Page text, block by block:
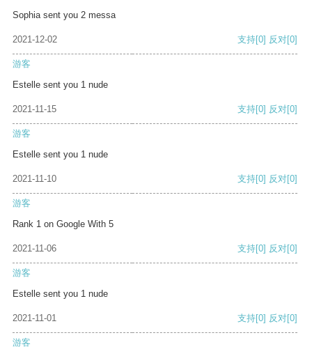
Sophia sent you 2 messa
2021-12-02 支持[0] 反对[0]
游客
Estelle sent you 1 nude
2021-11-15 支持[0] 反对[0]
游客
Estelle sent you 1 nude
2021-11-10 支持[0] 反对[0]
游客
Rank 1 on Google With 5
2021-11-06 支持[0] 反对[0]
游客
Estelle sent you 1 nude
2021-11-01 支持[0] 反对[0]
游客